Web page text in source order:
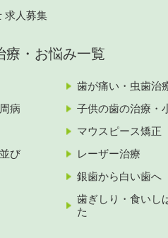
求人募集
療・お悩み一覧
歯が痛い・虫歯治
病
子供の歯の治療・
マウスピース矯正
び
レーザー治療
銀歯から白い歯へ
歯ぎしり・食いし
た